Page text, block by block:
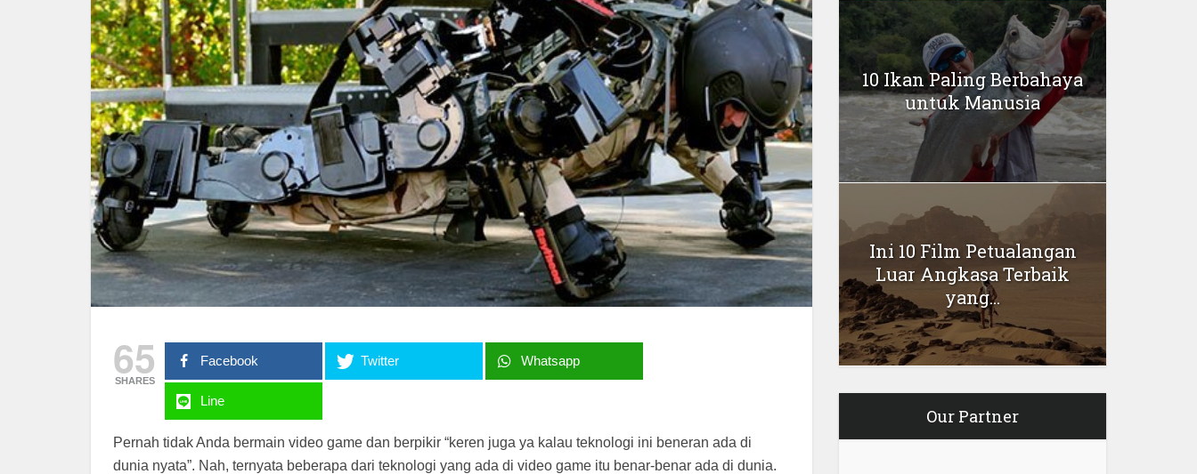
65
SHARES
Facebook Twitter Whatsapp
Line
Pernah tidak Anda bermain video game dan berpikir “keren juga ya kalau teknologi ini beneran ada di
dunia nyata”. Nah, ternyata beberapa dari teknologi yang ada di video game itu benar-benar ada di dunia.
10 Ikan Paling Berbahaya
untuk Manusia
Ini 10 Film Petualangan
Luar Angkasa Terbaik
yang...
Our Partner